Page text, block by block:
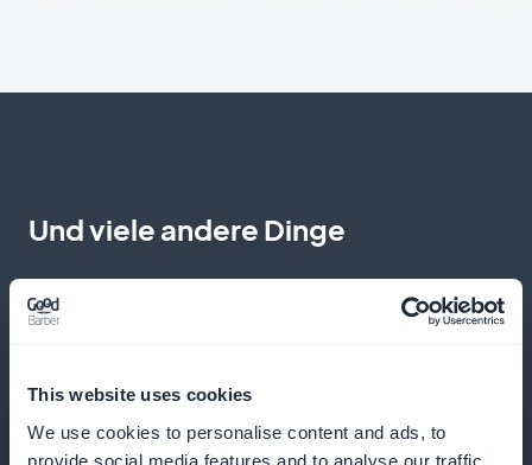
This website uses cookies
We use cookies to personalise content and ads, to
provide social media features and to analyse our traffic.
Und viele andere Dinge
Detaillierte Analysen für eine genaue